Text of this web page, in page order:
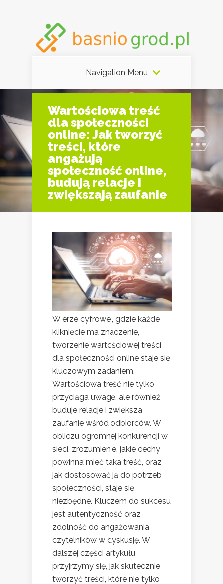
Navigation Menu
Wartościowa treść
dla społeczności
online: Jak tworzyć
treści, które
angażują
społeczność online,
budują relacje i
zwiększają zaufanie
W erze cyfrowej, gdzie każde
kliknięcie ma znaczenie,
tworzenie wartościowej treści
dla społeczności online staje się
kluczowym zadaniem.
Wartościowa treść nie tylko
przyciąga uwagę, ale również
buduje relacje i zwiększa
zaufanie wśród odbiorców. W
obliczu ogromnej konkurencji w
sieci, zrozumienie, jakie cechy
powinna mieć taka treść, oraz
jak dostosować ją do potrzeb
społeczności, staje się
niezbędne. Kluczem do sukcesu
jest autentyczność oraz
zdolność do angażowania
czytelników w dyskusję. W
dalszej części artykułu
przyjrzymy się, jak skutecznie
tworzyć treści, które nie tylko